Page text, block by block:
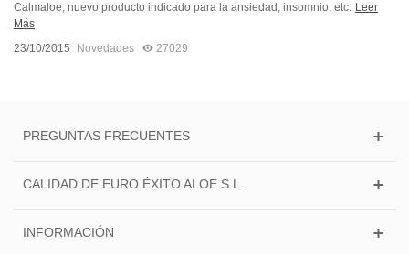
Calmaloe, nuevo producto indicado para la ansiedad, insomnio, etc. Leer
Más
23/10/2015
Novedades 27029
PREGUNTAS FRECUENTES
CALIDAD DE EURO ÉXITO ALOE S.L.
INFORMACIÓN